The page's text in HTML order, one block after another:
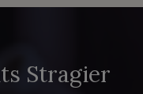
Stragier